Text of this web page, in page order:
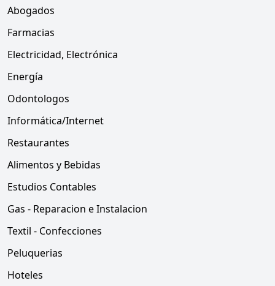
Abogados
Farmacias
Electricidad, Electrónica
Energía
Odontologos
Informática/Internet
Restaurantes
Alimentos y Bebidas
Estudios Contables
Gas - Reparacion e Instalacion
Textil - Confecciones
Peluquerias
Hoteles